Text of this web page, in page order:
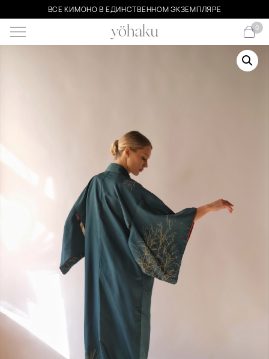
ВСЕ КИМОНО В ЕДИНСТВЕННОМ ЭКЗЕМПЛЯРЕ
0